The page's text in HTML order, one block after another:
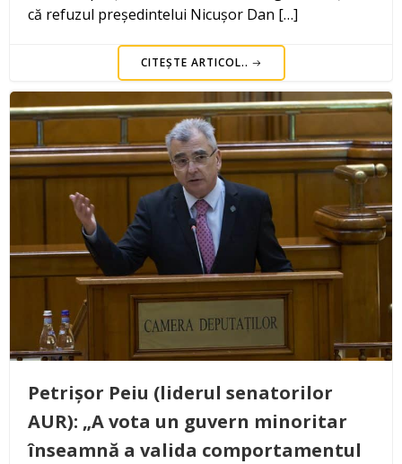
că refuzul președintelui Nicușor Dan […]
CITEȘTE ARTICOL..
Petrișor Peiu (liderul senatorilor
AUR): „A vota un guvern minoritar
înseamnă a valida comportamentul